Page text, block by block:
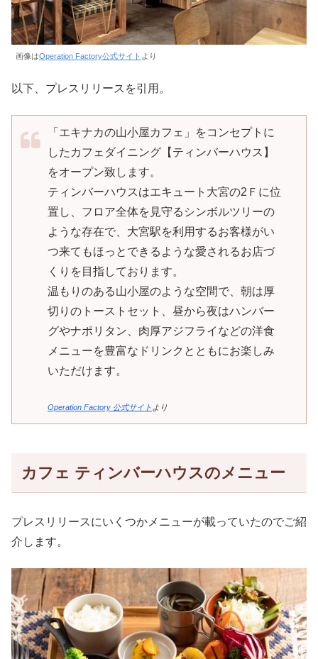
画像はOperation Factory公式サイト より
以下、プレスリリースを引用。
「エキナカの山小屋カフェ」をコンセプトに
したカフェダイニング【ティンバーハウス】
をオープン致します。
ティンバーハウスはエキュート大宮の2Ｆに位
置し、フロア全体を見守るシンボルツリーの
ような存在で、大宮駅を利用するお客様がい
つ来てもほっとできるような愛されるお店づ
くりを目指しております。
温もりのある山小屋のような空間で、朝は厚
切りのトーストセット、昼から夜はハンバー
グやナポリタン、肉厚アジフライなどの洋食
メニューを豊富なドリンクとともにお楽しみ
いただけます。
Operation Factory 公式サイト より
カフェ ティンバーハウスのメニュー
プレスリリースにいくつかメニューが載っていたのでご紹
介します。